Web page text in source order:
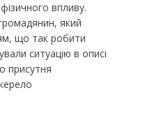
впливу.
який
що так робити
ситуацію в описі
присутня